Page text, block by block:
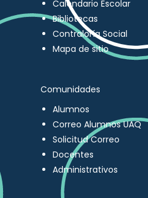
Calendario Escolar
Bibliotecas
Contraloría Social
Mapa de sitio
Comunidades
Alumnos
Correo Alumnos UAQ
Solicitud Correo
Docentes
Administrativos